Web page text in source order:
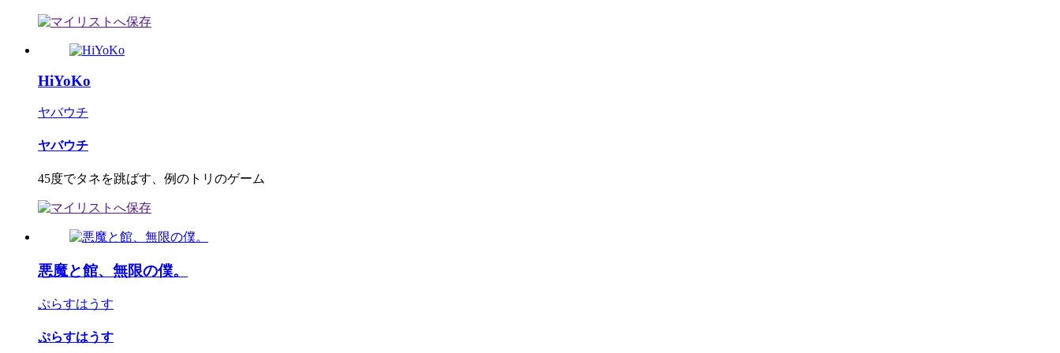
HiYoKo
ヤバウチ
ヤバウチ
45度でタネを跳ばす、例のトリのゲーム
悪魔と館、無限の僕。
ぷらすはうす
ぷらすはうす